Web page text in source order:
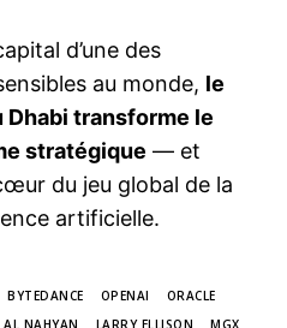
d’une des
au monde, le
Dhabi transforme le
stratégique — et
du jeu global de la
artificielle.
BYTEDANCE OPENAI
ORACLE